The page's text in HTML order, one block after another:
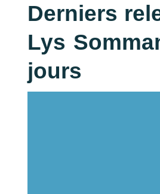
Derniers
Lys
jours